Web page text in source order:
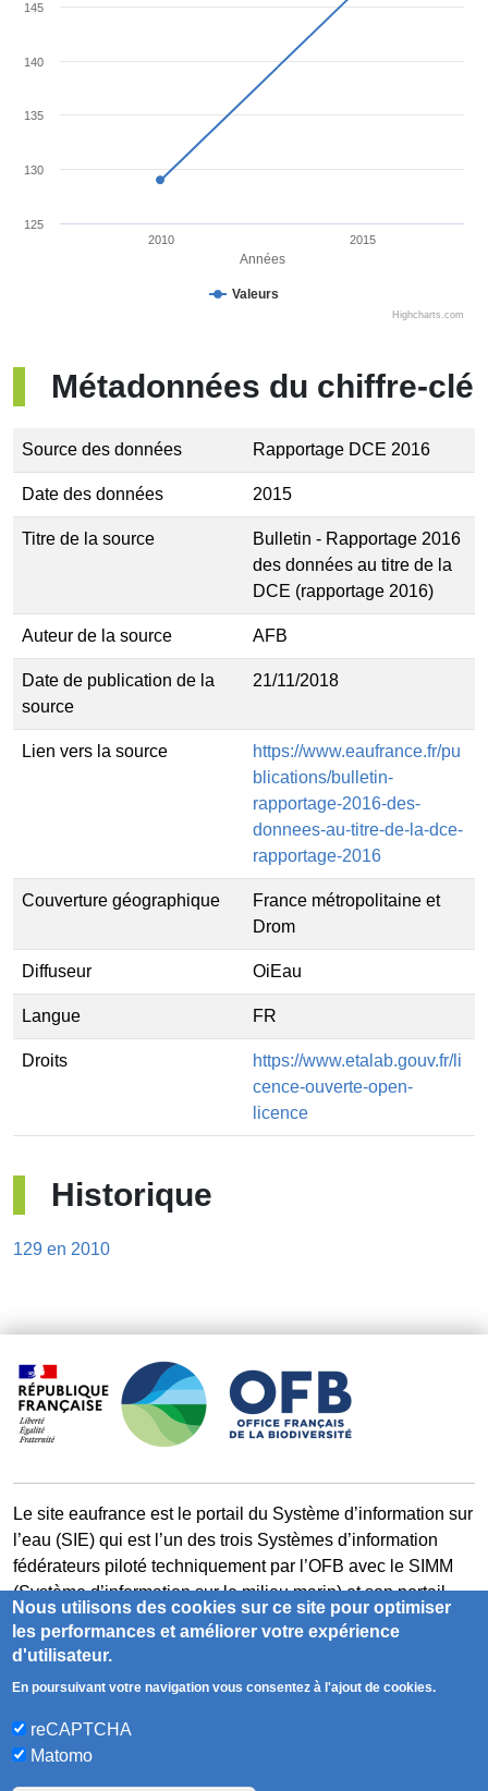
Années
Valeurs
2010 2015
125
130
135
140
145
Highcharts.com
Métadonnées du chiffre‐clé
Source des données Rapportage DCE 2016
Date des données 2015
Titre de la source
Bulletin - Rapportage 2016
des données au titre de la
DCE (rapportage 2016)
Auteur de la source AFB
Date de publication de la
source
21/11/2018
Lien vers la source
https://www.eaufrance.fr/pu
blications/bulletin-
rapportage-2016-des-
donnees-au-titre-de-la-dce-
rapportage-2016
Couverture géographique
France métropolitaine et
Drom
Diffuseur OiEau
Langue FR
Droits
https://www.etalab.gouv.fr/li
cence-ouverte-open-
licence
Historique
129 en 2010
Le site eaufrance est le portail du Système d’information sur
l’eau (SIE) qui est l’un des trois Systèmes d’information
fédérateurs piloté techniquement par l’OFB avec le SIMM
(Système d’information sur le milieu marin) et son portail
milieumarinfrance et le SIB (Système d’information sur la
biodiversité) et son portail naturefrance.
Nous utilisons des cookies sur ce site pour optimiser
les performances et améliorer votre expérience
d'utilisateur.
En poursuivant votre navigation vous consentez à l'ajout de cookies.
reCAPTCHA
Matomo